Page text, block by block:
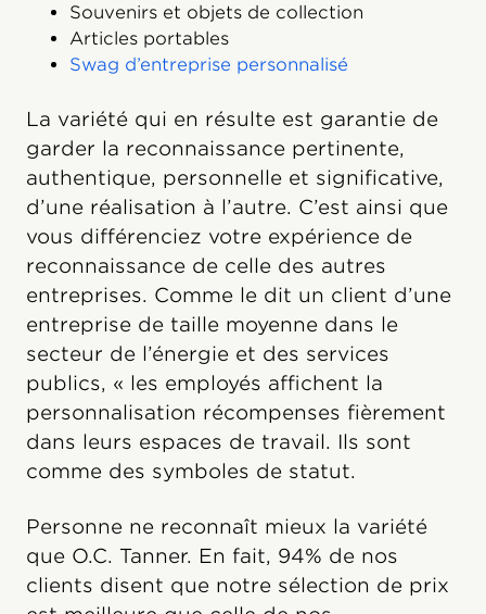
Souvenirs et objets de collection
Articles portables
Swag d’entreprise personnalisé
La variété qui en résulte est garantie de
garder la reconnaissance pertinente,
authentique, personnelle et significative,
d’une réalisation à l’autre. C’est ainsi que
vous différenciez votre expérience de
reconnaissance de celle des autres
entreprises. Comme le dit un client d’une
entreprise de taille moyenne dans le
secteur de l’énergie et des services
publics, « les employés affichent la
personnalisation récompenses fièrement
dans leurs espaces de travail. Ils sont
comme des symboles de statut.
Personne ne reconnaît mieux la variété
que O.C. Tanner. En fait, 94% de nos
clients disent que notre sélection de prix